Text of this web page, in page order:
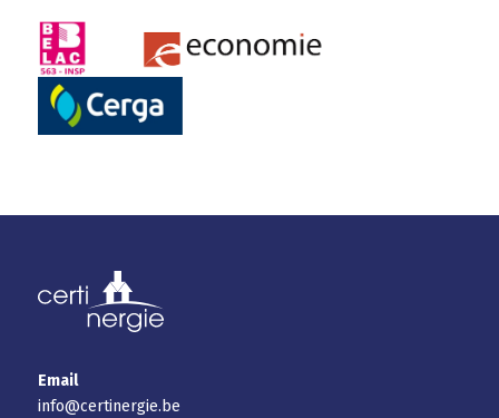
Email
info@certinergie.be